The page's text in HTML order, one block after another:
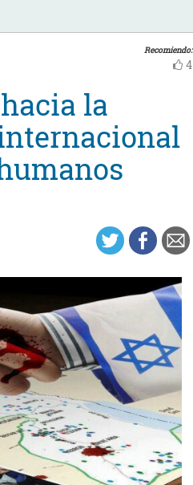
Recomiendo:
4
la